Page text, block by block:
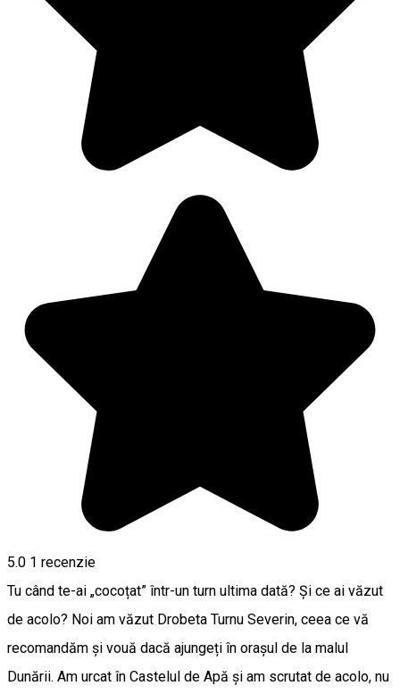
5.0 1 recenzie
Tu când te-ai „cocoțat” într-un turn ultima dată? Și ce ai văzut
de acolo? Noi am văzut Drobeta Turnu Severin, ceea ce vă
recomandăm și vouă dacă ajungeți în orașul de la malul
Dunării. Am urcat în Castelul de Apă și am scrutat de acolo, nu